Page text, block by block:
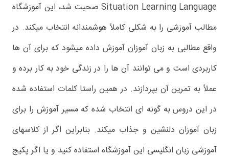
Situation Learning Language صحبت شد، این آموزشگاه
مطالب آموزشی را به شکلی کاملاً هوشمندانه انتخاب میکند. در
واقع مطالبی به زبان آموزان آموزش داده میشود که برای آن ها
کاربردی است و می توانند آن ها را در زندگی خود به کار برده و
عملاً به تمرین آن بپردازند. در همین راستا کلمات استفاده شده
در این دروس به گونه ای انتخاب شده که مسیر آموزش را برای
زبان آموزان دلنشین و جذاب میکند. بنابراین اگر از کلاسهای
آموزشی زبان انگلیسی این آموزشگاه استفاده کنید و یا اگر پکیج